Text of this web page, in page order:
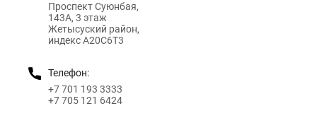
Проспект Суюнбая,
143А, 3 этаж
Жетысуский район,
индекс A20C6T3
Телефон:
+7 701 193 3333
+7 705 121 6424